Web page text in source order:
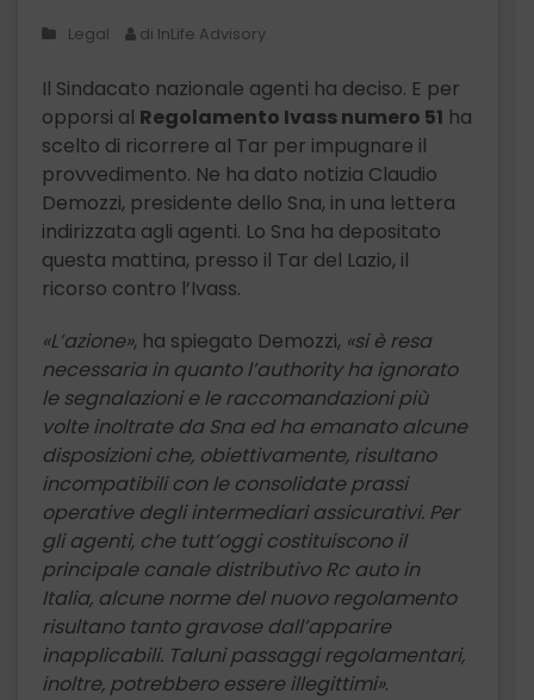
Legal di InLife Advisory
Il Sindacato nazionale agenti ha deciso. E per
opporsi al Regolamento Ivass numero 51 ha
scelto di ricorrere al Tar per impugnare il
provvedimento. Ne ha dato notizia Claudio
Demozzi, presidente dello Sna, in una lettera
indirizzata agli agenti. Lo Sna ha depositato
questa mattina, presso il Tar del Lazio, il
ricorso contro l’Ivass.
«L’azione», ha spiegato Demozzi, «si è resa
necessaria in quanto l’authority ha ignorato
le segnalazioni e le raccomandazioni più
volte inoltrate da Sna ed ha emanato alcune
disposizioni che, obiettivamente, risultano
incompatibili con le consolidate prassi
operative degli intermediari assicurativi. Per
gli agenti, che tutt’oggi costituiscono il
principale canale distributivo Rc auto in
Italia, alcune norme del nuovo regolamento
risultano tanto gravose dall’apparire
inapplicabili. Taluni passaggi regolamentari,
inoltre, potrebbero essere illegittimi».